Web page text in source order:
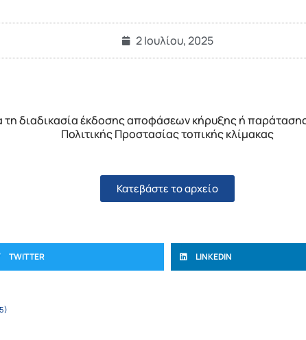
2 Ιουλίου, 2025
τη διαδικασία έκδοσης αποφάσεων κήρυξης ή
Πολιτικής Προστασίας τοπικής κλίμακας
Κατεβάστε το αρχείο
TWITTER LINKEDIN